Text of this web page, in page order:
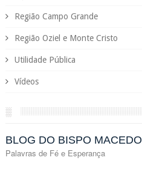
Região Campo Grande
Região Oziel e Monte Cristo
Utilidade Pública
Vídeos
░
BLOG DO BISPO MACEDO
Palavras de Fé e Esperança